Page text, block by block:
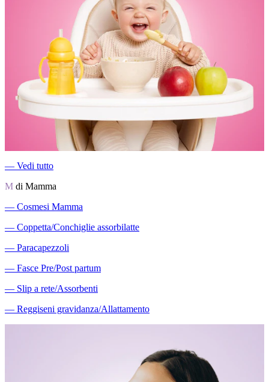
― Vedi tutto
M di Mamma
― Cosmesi Mamma
― Coppetta/Conchiglie assorbilatte
― Paracapezzoli
― Fasce Pre/Post partum
― Slip a rete/Assorbenti
― Reggiseni gravidanza/Allattamento